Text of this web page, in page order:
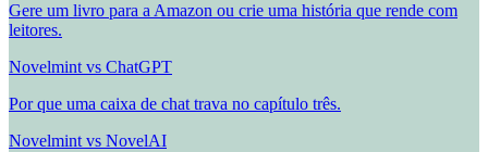
Gere um livro para a Amazon ou crie uma história que rende com
leitores.
Novelmint vs ChatGPT
Por que uma caixa de chat trava no capítulo três.
Novelmint vs NovelAI